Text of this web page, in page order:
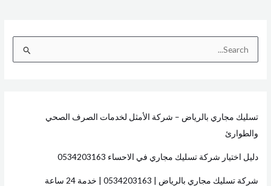
ث
ع
تسليك مجاري بالرياض – شركة الأمثل لخدمات الصرف الصحي
والطوارئ
دليل اختيار شركة تسليك مجاري في الاحساء 0534203163
شركة تسليك مجاري بالرياض | 0534203163 | خدمة 24 ساعة